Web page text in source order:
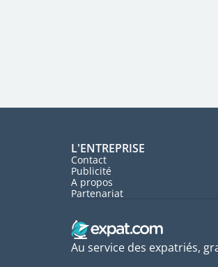
L'ENTREPRISE
Contact
Publicité
A propos
Partenariat
Au service des expatriés,